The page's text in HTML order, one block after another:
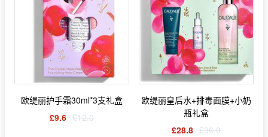
欧缇丽护手霜30ml*3支礼盒
£9.6 £12.0
欧缇丽皇后水+排毒面膜+小奶
瓶礼盒
£28.8 £36.0